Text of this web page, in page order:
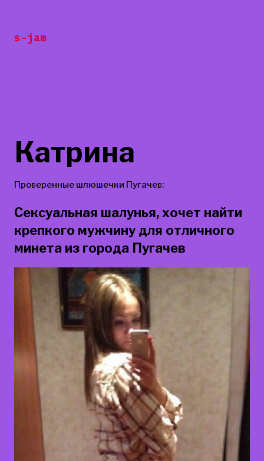
содержанию
s-jam
Катрина
Проверенные шлюшечки Пугачев:
Сексуальная шалунья, хочет найти
крепкого мужчину для отличного
минета из города Пугачев